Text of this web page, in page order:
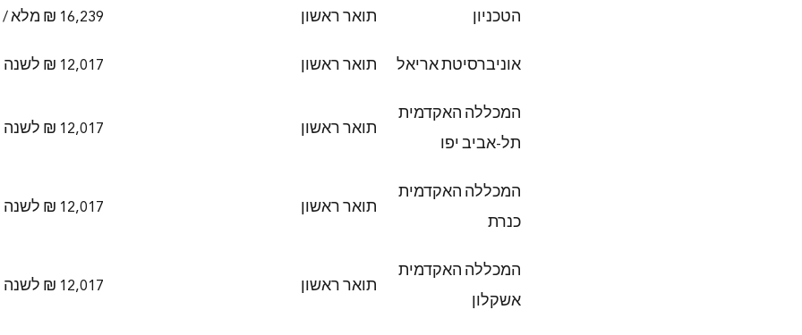
הטכניון
תואר ראשון
16,239 ₪ מלא / 12,017 ₪ מופחת
אוניברסיטת אריאל
תואר ראשון
12,017 ₪ לשנה
המכללה האקדמית
תל-אביב יפו
תואר ראשון 12,017 ₪ לשנה
המכללה האקדמית
כנרת
תואר ראשון 12,017 ₪ לשנה
המכללה האקדמית
אשקלון
תואר ראשון 12,017 ₪ לשנה